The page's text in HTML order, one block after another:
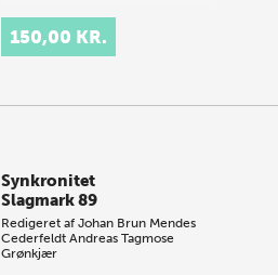
150,00 KR.
Synkronitet
Slagmark 89
Redigeret afJohan Brun Mendes
CederfeldtAndreas Tagmose
Grønkjær